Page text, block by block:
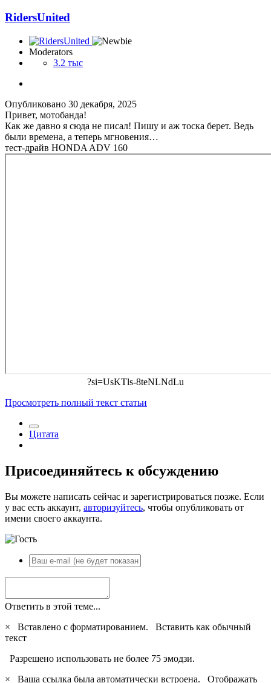
RidersUnited
Moderators
3.2 тыс
Опубликовано 30 декабря, 2025
Привет, мотобанда!
Как же давно я сюда не писал! Пишу и аж тоска берет. Ведь
были времена, а теперь мгновения…
тест-драйв HONDA ADV 160
?si=UsKTls-8teNLNdLu
Просмотреть полный текст статьи
Цитата
Присоединяйтесь к обсуждению
Вы можете написать сейчас и зарегистрироваться позже. Если
у вас есть аккаунт, авторизуйтесь, чтобы опубликовать от
имени своего аккаунта.
Ответить в этой теме...
×
Вставлено с форматированием. Вставить как обычный
текст
Разрешено использовать не более 75 эмодзи.
×
Ваша ссылка была автоматически встроена. Отображать